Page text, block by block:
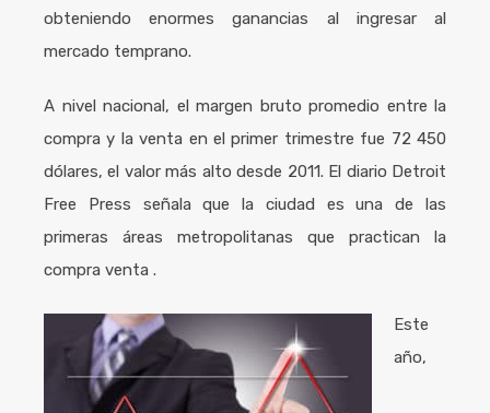
obteniendo enormes ganancias al ingresar al
mercado temprano.
A nivel nacional, el margen bruto promedio entre la
compra y la venta en el primer trimestre fue 72 450
dólares, el valor más alto desde 2011. El diario Detroit
Free Press señala que la ciudad es una de las
primeras áreas metropolitanas que practican la
compra venta .
Este
año,